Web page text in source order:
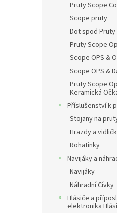
Pruty Scope
Scope pruty
Dot spod Pruty
Pruty Scope
Scope OPS &
Scope OPS &
Pruty Scope
Keramická
Příslušenství k
Stojany na
Hrazdy a
Rohatinky
Navijáky a
Navijáky
Náhradní Cívky
Hlásiče a
elektronika